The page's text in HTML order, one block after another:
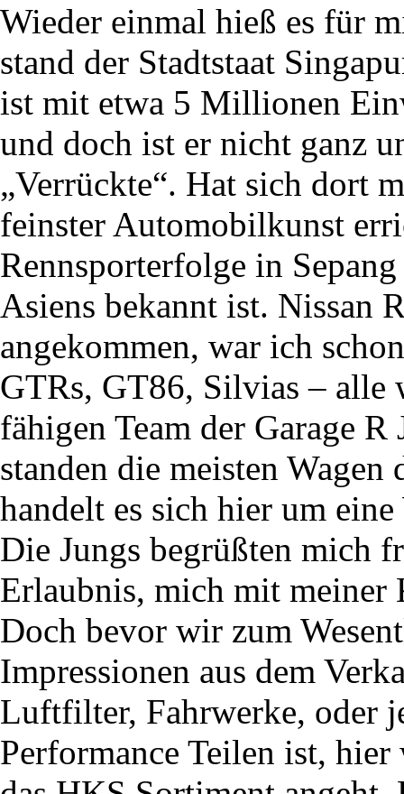
Wieder einmal hieß es für
stand der Stadtstaat
ist mit etwa 5 Millionen
und doch ist er nicht ganz
„Verrückte“. Hat sich dort
feinster Automobilkunst
Rennsporterfolge in
Asiens bekannt ist. Nissan
angekommen, war ich
GTRs, GT86, Silvias – alle
fähigen Team der Garage
standen die meisten
handelt es sich hier um
Die Jungs begrüßten mich
Erlaubnis, mich mit meiner
Doch bevor wir zum
Impressionen aus dem
Luftfilter, Fahrwerke, oder
Performance Teilen ist,